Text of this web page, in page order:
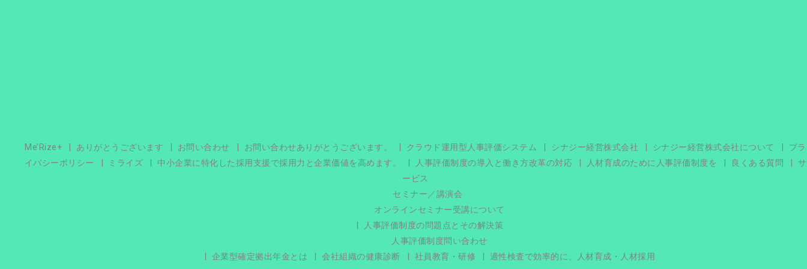
Me’Rize+ ありがとうございます お問い合わせ お問い合わせありがとうございます。 クラウド運用型人事評価システム シナジー経営株式会社 シナジー経営株式会社について
プラ
イバシーポリシー
ミライズ 中小企業に特化した採用支援で採用力と企業価値を高めます。 人事評価制度の導入と働き方改革の対応 人材育成のために人事評価制度を 良くある質問
サ
ービス
セミナー／講演会
オンラインセミナー受講について
人事評価制度の問題点とその解決策
人事評価制度問い合わせ
企業型確定拠出年金とは
会社組織の健康診断 社員教育・研修 適性検査で効率的に、人材育成・人材採用